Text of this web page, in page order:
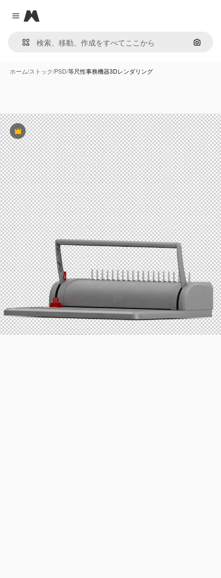
Close menu
Magnific
画像で
ホーム/ストック/PSD/等尺性事務機器3Dレンダリング
Premium